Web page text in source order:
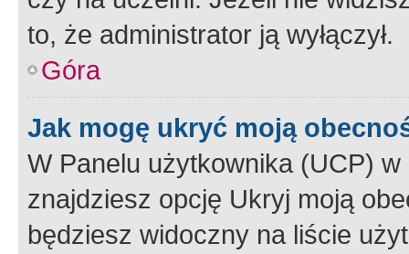
to, że administrator ją wyłączył.
Góra
Jak mogę ukryć moją
W Panelu użytkownika (UCP) w
znajdziesz opcję Ukryj moją
będziesz widoczny na liście